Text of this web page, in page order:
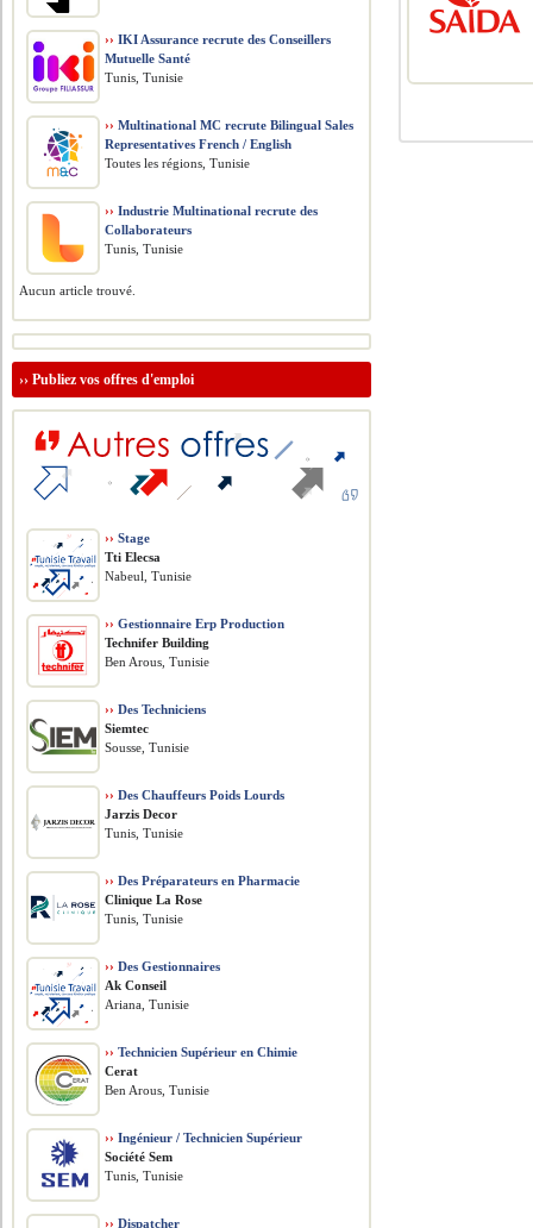
›› IKI Assurance recrute des Conseillers
Mutuelle Santé
Tunis, Tunisie
›› Multinational MC recrute Bilingual Sales
Representatives French / English
Toutes les régions, Tunisie
›› Industrie Multinational recrute des
Collaborateurs
Tunis, Tunisie
Aucun article trouvé.
››Publiez vos offres d'emploi
›› Stage
Tti Elecsa
Nabeul, Tunisie
›› Gestionnaire Erp Production
Technifer Building
Ben Arous, Tunisie
›› Des Techniciens
Siemtec
Sousse, Tunisie
›› Des Chauffeurs Poids Lourds
Jarzis Decor
Tunis, Tunisie
›› Des Préparateurs en Pharmacie
Clinique La Rose
Tunis, Tunisie
›› Des Gestionnaires
Ak Conseil
Ariana, Tunisie
›› Technicien Supérieur en Chimie
Cerat
Ben Arous, Tunisie
›› Ingénieur / Technicien Supérieur
Société Sem
Tunis, Tunisie
›› Dispatcher